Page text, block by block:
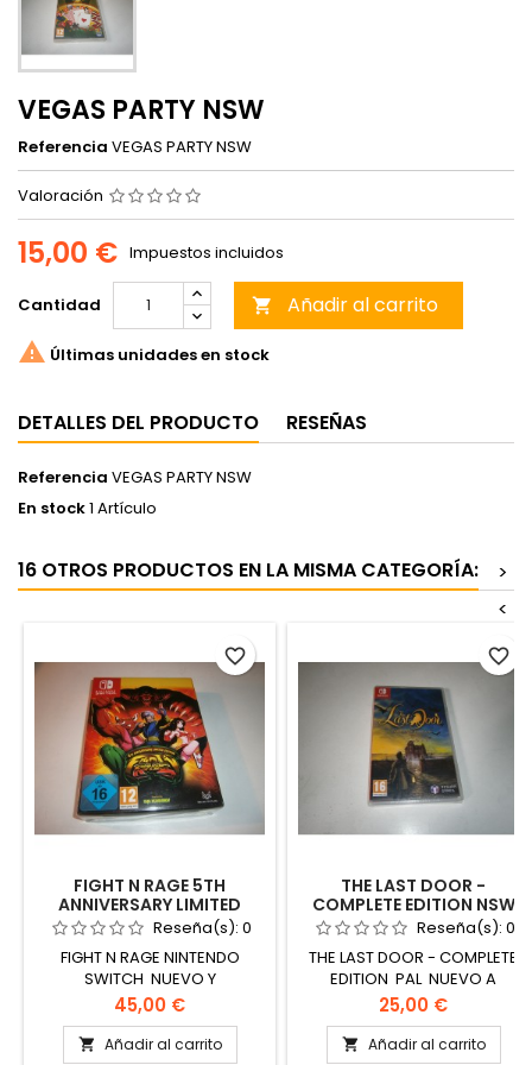
VEGAS PARTY NSW
Referencia VEGAS PARTY NSW
Valoración
15,00 € Impuestos incluidos
Cantidad  Añadir al carrito
 Últimas unidades en stock
DETALLES DEL PRODUCTO RESEÑAS
Referencia VEGAS PARTY NSW
En stock1 Artículo
16 OTROS PRODUCTOS EN LA MISMA CATEGORÍA:
>
<
FIGHT N RAGE 5TH
ANNIVERSARY LIMITED
EDITION NINTENDO SWITCH
Reseña(s): 0
FIGHT N RAGE NINTENDO
SWITCH NUEVO Y
PRECINTADO
Precio
45,00 €
 Añadir al carrito
favorite_border
THE LAST DOOR -
COMPLETE EDITION NSW
Reseña(s): 0
THE LAST DOOR - COMPLETE
EDITION PAL NUEVO A
ESTRENAR
Precio
25,00 €
 Añadir al carrito
favorite_border